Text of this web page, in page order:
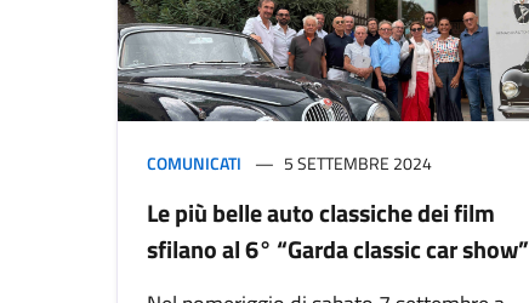
COMUNICATI 5 SETTEMBRE 2024
Le più belle auto classiche dei film
sfilano al 6° “Garda classic car show”